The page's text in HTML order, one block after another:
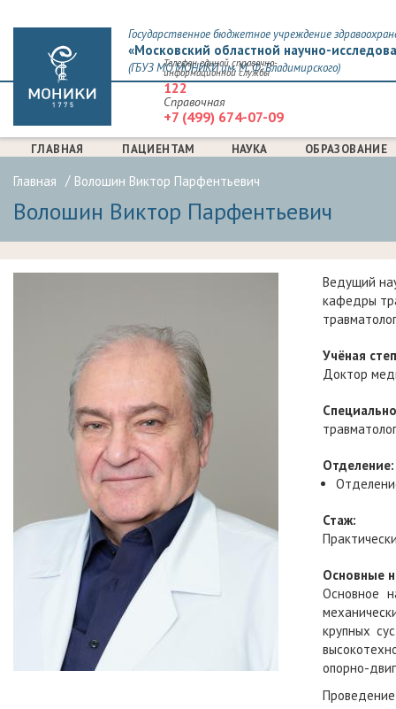
Государственное бюджетное учреждение
«Московский областной научно-
(ГБУЗ МО МОНИКИ им. М. Ф. Владимирского)
Телефон единой справочно-
информационной службы
122
Справочная
+7 (499) 674-07-09
ГЛАВНАЯ ПАЦИЕНТАМ НАУКА ОБРАЗОВАНИЕ
Главная Волошин Виктор Парфентьевич
Волошин Виктор Парфентьевич
Ведущий
кафедры
Учёная
Доктор
Отделение:
Стаж:
Основные
Основное
крупных
опорно-